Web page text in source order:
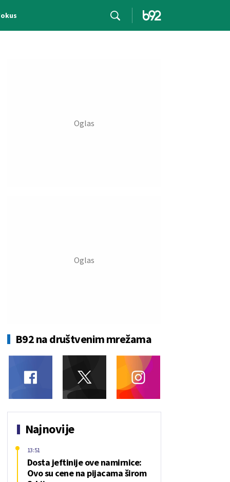
B92 na društvenim mrežama
Najnovije
Dosta jeftinije ove namirnice:
Ovo su cene na pijacama širom
13:51